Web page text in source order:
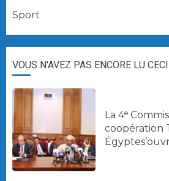
Sport
VOUS N'AVEZ PAS ENCORE LU CECI
La 4ᵉ
coopération